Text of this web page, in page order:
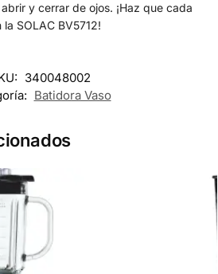
y cerrar de ojos. ¡Haz que cada
SOLAC BV5712!
340048002
Batidora Vaso